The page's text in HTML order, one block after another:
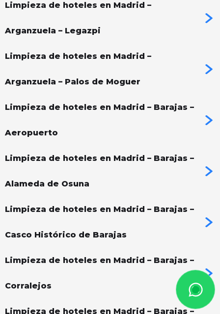
Limpieza de hoteles en Madrid –
Arganzuela – Legazpi
Limpieza de hoteles en Madrid –
Arganzuela – Palos de Moguer
Limpieza de hoteles en Madrid – Barajas –
Aeropuerto
Limpieza de hoteles en Madrid – Barajas –
Alameda de Osuna
Limpieza de hoteles en Madrid – Barajas –
Casco Histórico de Barajas
Limpieza de hoteles en Madrid – Barajas –
Corralejos
Limpieza de hoteles en Madrid – Barajas –